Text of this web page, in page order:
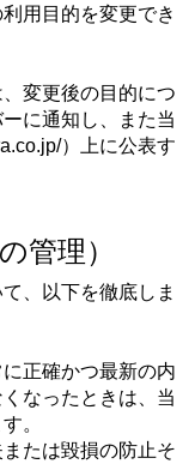
用目的を変更でき
変更後の目的につ
に通知し、また当
）上に公表す
管理）
、以下を徹底しま
正確かつ最新の内
なったときは、当
。
たは毀損の防止そ